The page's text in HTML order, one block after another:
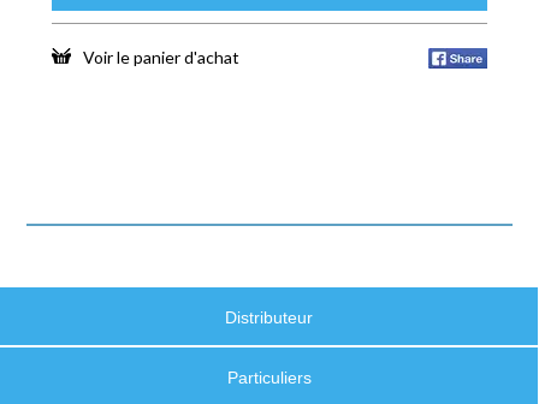
Voir le panier d'achat
Distributeur
Particuliers